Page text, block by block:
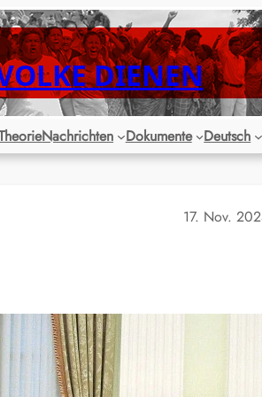
DIENEN
Nachrichten Dokumente Deutsch
17. Nov.